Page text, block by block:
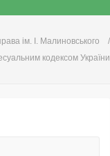
ім. І. Малиновського
кодексом України